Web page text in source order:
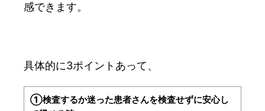
感できます。
具体的に3ポイントあって、
①検査するか迷った患者さんを検査せずに安心し